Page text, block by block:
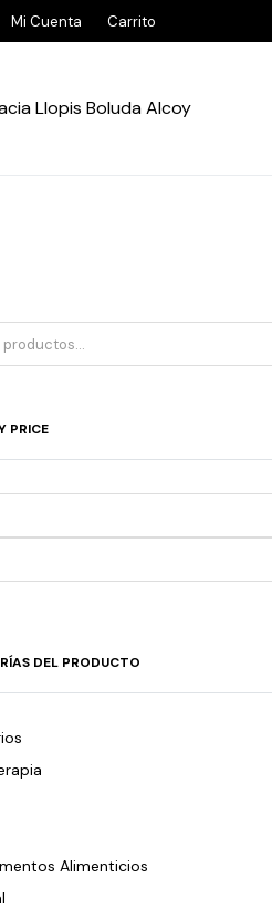
Mi Cuenta Carrito
PRICE
DEL PRODUCTO
Alimenticios